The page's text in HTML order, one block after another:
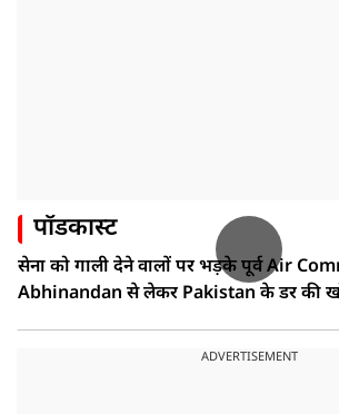
पॉडकास्ट
सेना को गाली देने वालों पर भड़के पूर्व Air
Abhinandan से लेकर Pakistan के डर की
ADVERTISEMENT